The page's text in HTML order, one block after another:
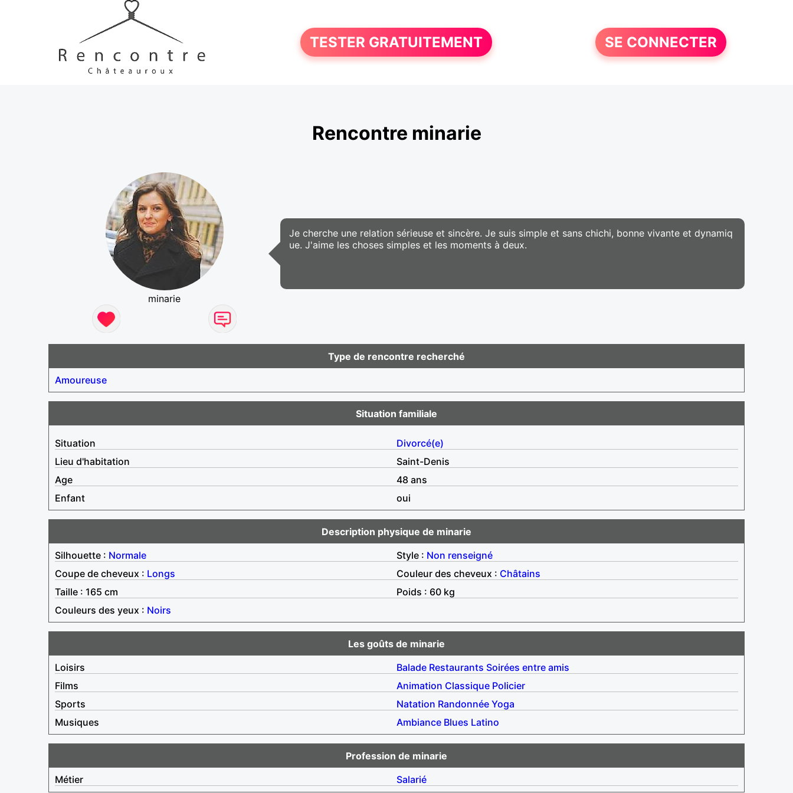
TESTER GRATUITEMENT SE CONNECTER
Rencontre minarie
minarie
Je cherche une relation sérieuse et sincère. Je suis simple et sans chichi, bonne vivante et dynamiq
ue. J'aime les choses simples et les moments à deux.
Type de rencontre recherché
Amoureuse
Situation familiale
Situation
Divorcé(e)
Lieu d'habitation
Saint-Denis
Age
48 ans
Enfant
oui
Description physique de minarie
Silhouette : Normale Style : Non renseigné
Coupe de cheveux : Longs Couleur des cheveux : Châtains
Taille : 165 cm
Poids : 60 kg
Couleurs des yeux : Noirs
Les goûts de minarie
Loisirs
Balade Restaurants Soirées entre amis
Films
Animation Classique Policier
Sports
Natation Randonnée Yoga
Musiques
Ambiance Blues Latino
Profession de minarie
Métier
Salarié